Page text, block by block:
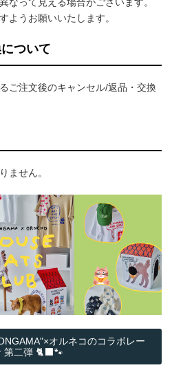
ようお願いいたします。
ついて
ご注文後のキャンセル/返品・交換
ません。
オルネコの​コラボレー
第二弾 🐈‍⬛🐾